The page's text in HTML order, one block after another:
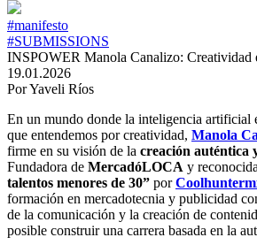
#manifesto
#SUBMISSIONS
INSPOWER Manola Canalizo: Creatividad
19.01.2026
Por Yaveli Ríos
En un mundo donde la inteligencia artificial
que entendemos por creatividad, Manola
firme en su visión de la creación auténtica
Fundadora de MercadóLOCA y
talentos menores de 30” por
formación en mercadotecnia y publicidad
de la comunicación y la creación de
posible construir una carrera basada en la